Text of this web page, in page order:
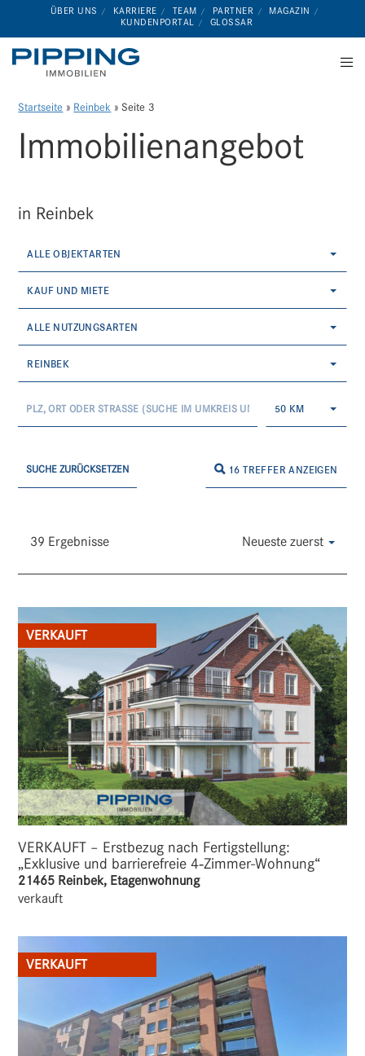
ÜBER UNS KARRIERE TEAM PARTNER
MAGAZIN
KUNDENPORTAL
GLOSSAR
Startseite » Reinbek »Seite 3
Immobilien­angebot
in Reinbek
ALLE OBJEKTARTEN
KAUF UND MIETE
ALLE NUTZUNGSARTEN
REINBEK
50 KM
16 TREFFER ANZEIGEN
SUCHE ZURÜCKSETZEN
39 Ergebnisse Neueste zuerst
VERKAUFT
VERKAUFT – Erstbezug nach Fertigstellung:
„Exklusive und barrierefreie 4‑Zimmer-Wohnung“
21465 Reinbek, Etagenwohnung
verkauft
VERKAUFT